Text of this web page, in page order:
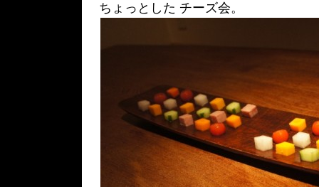
ちょっとした チーズ会。